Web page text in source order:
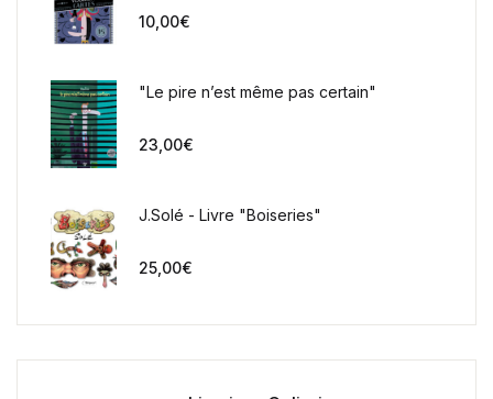
10,00€
"Le pire n’est même pas certain"
23,00€
J.Solé - Livre "Boiseries"
25,00€